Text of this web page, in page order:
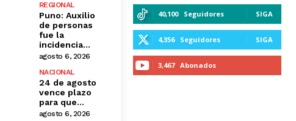
REGIONAL
Puno: Auxilio
de personas
fue la
incidencia...
agosto 6, 2026
NACIONAL
24 de agosto
vence plazo
para que...
agosto 6, 2026
40,100 Seguidores SIGA
4,356 Seguidores SIGA
3,467 Abonados